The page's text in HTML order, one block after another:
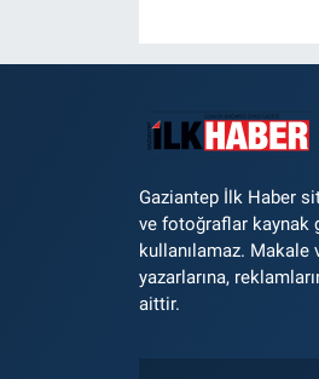
Gaziantep İlk Haber
ve fotoğraflar kaynak
kullanılamaz. Makale
yazarlarına,
aittir.